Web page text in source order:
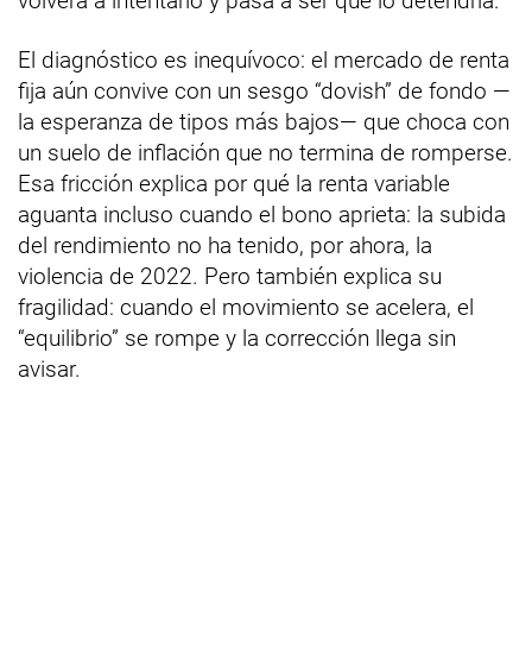
El diagnóstico es inequívoco: el mercado de renta
fija aún convive con un sesgo “dovish” de fondo —
la esperanza de tipos más bajos— que choca con
un suelo de inflación que no termina de romperse.
Esa fricción explica por qué la renta variable
aguanta incluso cuando el bono aprieta: la subida
del rendimiento no ha tenido, por ahora, la
violencia de 2022. Pero también explica su
fragilidad: cuando el movimiento se acelera, el
“equilibrio” se rompe y la corrección llega sin
avisar.